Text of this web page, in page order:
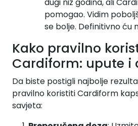
dugi niz godina, ali
pomogao. Vidim
se bolje. Definitivno ću
Kako pravilno
Cardiform: upute i
Da biste postigli najbolje
pravilno koristiti Cardiform
savjeta: